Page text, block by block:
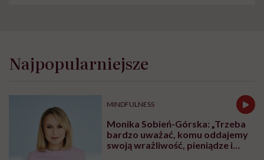
Najpopularniejsze
MINDFULNESS
Monika Sobień-Górska: „Trzeba
bardzo uważać, komu oddajemy
swoją wrażliwość, pieniądze i